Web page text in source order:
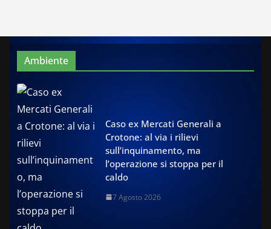
Ambiente
Caso ex Mercati Generali a
Crotone: al via i rilievi
sull’inquinamento, ma
l’operazione si stoppa per il
caldo
7 Agosto 2026